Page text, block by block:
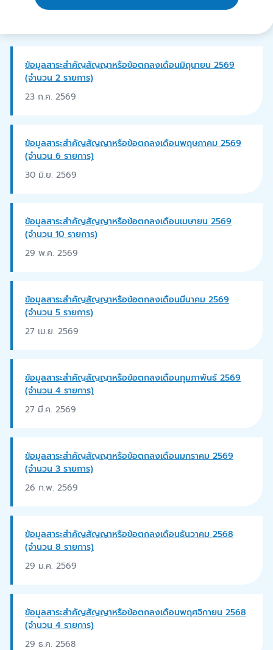
ข้อมูลสาระสำคัญสัญญาหรือข้อตกลงเดือนมิถุนายน 2569
(จำนวน 2 รายการ)
23 ก.ค. 2569
ข้อมูลสาระสำคัญสัญญาหรือข้อตกลงเดือนพฤษภาคม 2569
(จำนวน 6 รายการ)
30 มิ.ย. 2569
ข้อมูลสาระสำคัญสัญญาหรือข้อตกลงเดือนเมษายน 2569
(จำนวน 10 รายการ)
29 พ.ค. 2569
ข้อมูลสาระสำคัญสัญญาหรือข้อตกลงเดือนมีนาคม 2569
(จำนวน 5 รายการ)
27 เม.ย. 2569
ข้อมูลสาระสำคัญสัญญาหรือข้อตกลงเดือนกุมภาพันธ์ 2569
(จำนวน 4 รายการ)
27 มี.ค. 2569
ข้อมูลสาระสำคัญสัญญาหรือข้อตกลงเดือนมกราคม 2569
(จำนวน 3 รายการ)
26 ก.พ. 2569
ข้อมูลสาระสำคัญสัญญาหรือข้อตกลงเดือนธันวาคม 2568
(จำนวน 8 รายการ)
29 ม.ค. 2569
ข้อมูลสาระสำคัญสัญญาหรือข้อตกลงเดือนพฤศจิกายน 2568
(จำนวน 4 รายการ)
29 ธ.ค. 2568